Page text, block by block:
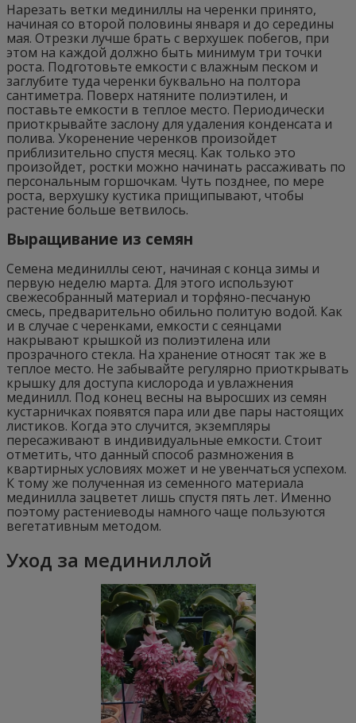
Нарезать ветки мединиллы на черенки принято,
начиная со второй половины января и до середины
мая. Отрезки лучше брать с верхушек побегов, при
этом на каждой должно быть минимум три точки
роста. Подготовьте емкости с влажным песком и
заглубите туда черенки буквально на полтора
сантиметра. Поверх натяните полиэтилен, и
поставьте емкости в теплое место. Периодически
приоткрывайте заслону для удаления конденсата и
полива. Укоренение черенков произойдет
приблизительно спустя месяц. Как только это
произойдет, ростки можно начинать рассаживать по
персональным горшочкам. Чуть позднее, по мере
роста, верхушку кустика прищипывают, чтобы
растение больше ветвилось.
Выращивание из семян
Семена мединиллы сеют, начиная с конца зимы и
первую неделю марта. Для этого используют
свежесобранный материал и торфяно-песчаную
смесь, предварительно обильно политую водой. Как
и в случае с черенками, емкости с сеянцами
накрывают крышкой из полиэтилена или
прозрачного стекла. На хранение относят так же в
теплое место. Не забывайте регулярно приоткрывать
крышку для доступа кислорода и увлажнения
мединилл. Под конец весны на выросших из семян
кустарничках появятся пара или две пары настоящих
листиков. Когда это случится, экземпляры
пересаживают в индивидуальные емкости. Стоит
отметить, что данный способ размножения в
квартирных условиях может и не увенчаться успехом.
К тому же полученная из семенного материала
мединилла зацветет лишь спустя пять лет. Именно
поэтому растениеводы намного чаще пользуются
вегетативным методом.
Уход за мединиллой